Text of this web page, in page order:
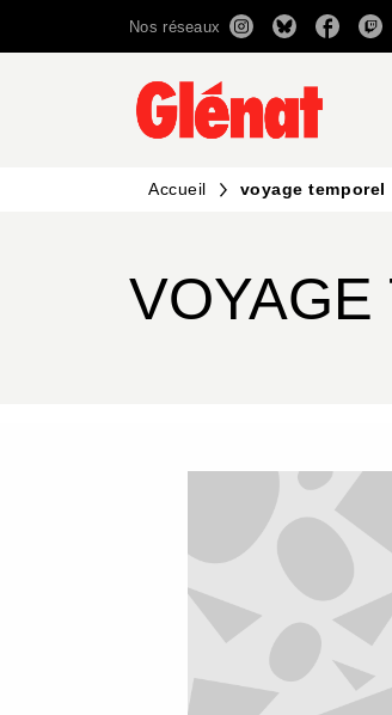
RECHERCHE
Nos réseaux
Accueil voyage temporel